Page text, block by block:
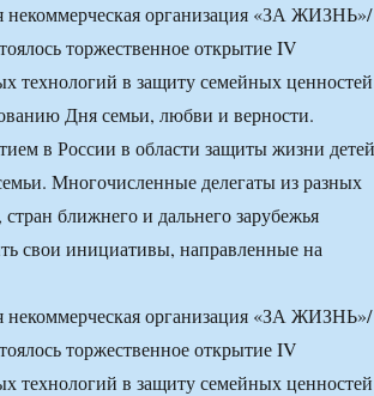
организация «ЗА ЖИЗНЬ»/
торжественное открытие IV
технологий в защиту семейных ценностей
Дня семьи, любви и верности.
в России в области защиты жизни детей
Многочисленные делегаты из разных
ближнего и дальнего зарубежья
свои инициативы, направленные на
организация «ЗА ЖИЗНЬ»/
торжественное открытие IV
технологий в защиту семейных ценностей